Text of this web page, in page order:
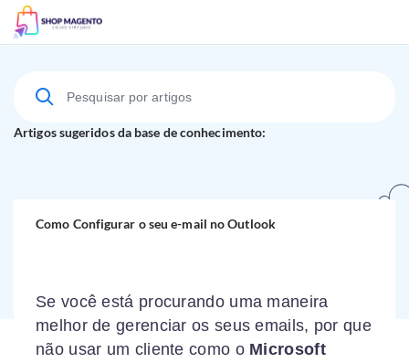
Suporte Técnico
Artigos sugeridos da base de conhecimento:
Como Configurar o seu e-mail no Outlook
Se você está procurando uma maneira
melhor de gerenciar os seus emails, por que
não usar um cliente como o Microsoft